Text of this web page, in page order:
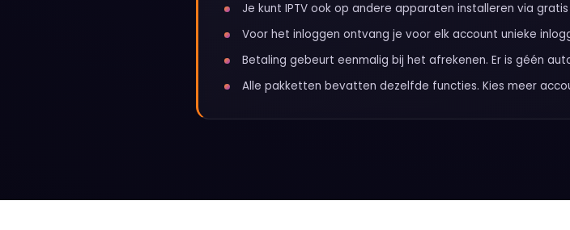
Je kunt IPTV ook op andere apparaten installeren via
Voor het inloggen ontvang je voor elk account unieke
Betaling gebeurt eenmalig bij het afrekenen. Er is géén
Alle pakketten bevatten dezelfde functies. Kies meer